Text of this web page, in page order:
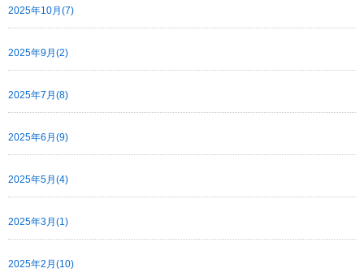
2025年10月(7)
2025年9月(2)
2025年7月(8)
2025年6月(9)
2025年5月(4)
2025年3月(1)
2025年2月(10)